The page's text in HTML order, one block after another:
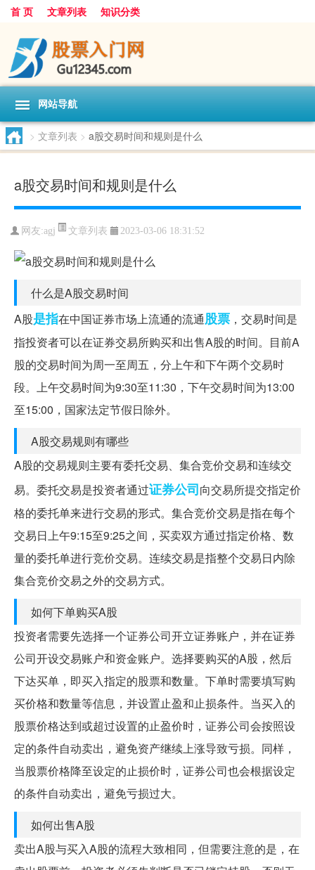
首 页 文章列表 知识分类
网站导航
> 文章列表 > a股交易时间和规则是什么
a股交易时间和规则是什么
网友:agj 文章列表 2023-03-06 18:31:52
什么是A股交易时间
A股是指在中国证券市场上流通的流通股票 ，交易时间是
指投资者可以在证券交易所购买和出售A股的时间。目前A
股的交易时间为周一至周五，分上午和下午两个交易时
段。上午交易时间为9:30至11:30，下午交易时间为13:00
至15:00，国家法定节假日除外。
A股交易规则有哪些
A股的交易规则主要有委托交易、集合竞价交易和连续交
易。委托交易是投资者通过证券公司向交易所提交指定价
格的委托单来进行交易的形式。集合竞价交易是指在每个
交易日上午9:15至9:25之间，买卖双方通过指定价格、数
量的委托单进行竞价交易。连续交易是指整个交易日内除
集合竞价交易之外的交易方式。
如何下单购买A股
投资者需要先选择一个证券公司开立证券账户，并在证券
公司开设交易账户和资金账户。选择要购买的A股，然后
下达买单，即买入指定的股票和数量。下单时需要填写购
买价格和数量等信息，并设置止盈和止损条件。当买入的
股票价格达到或超过设置的止盈价时，证券公司会按照设
定的条件自动卖出，避免资产继续上涨导致亏损。同样，
当股票价格降至设定的止损价时，证券公司也会根据设定
的条件自动卖出，避免亏损过大。
如何出售A股
卖出A股与买入A股的流程大致相同，但需要注意的是，在